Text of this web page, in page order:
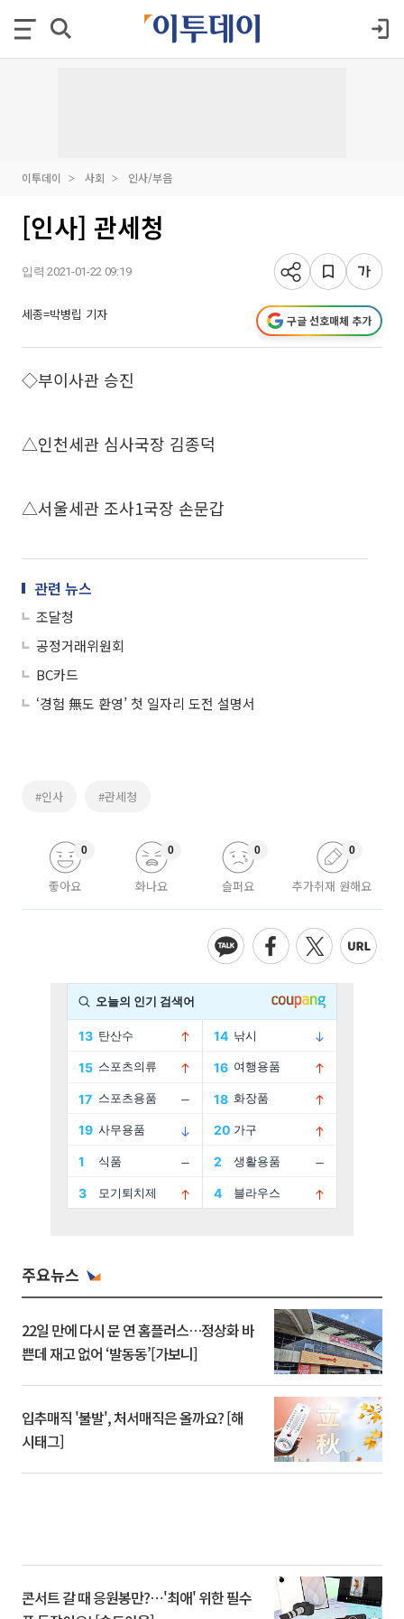
이투데이 사회 인사/부음
[인사] 관세청
입력 2021-01-22 09:19
세종=박병립 기자 구글 선호매체 추가
◇부이사관 승진
△인천세관 심사국장 김종덕
△서울세관 조사1국장 손문갑
관련 뉴스
조달청
공정거래위원회
BC카드
‘경험 無도 환영’ 첫 일자리 도전 설명서
#인사 #관세청
좋아요
0
화나요
0
슬퍼요
0
추가취재 원해요
0
주요뉴스
22일 만에 다시 문 연 홈플러스…정상화 바
쁜데 재고 없어 ‘발동동’[가보니]
입추매직 '불발', 처서매직은 올까요? [해
시태그]
콘서트 갈 때 응원봉만?⋯'최애' 위한 필수